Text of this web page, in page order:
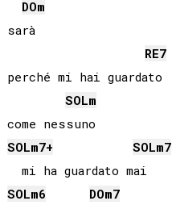
DOm
sarà
RE7
perché mi hai guardato
SOLm
SOLm7+ SOLm7
SOLm6 DOm7